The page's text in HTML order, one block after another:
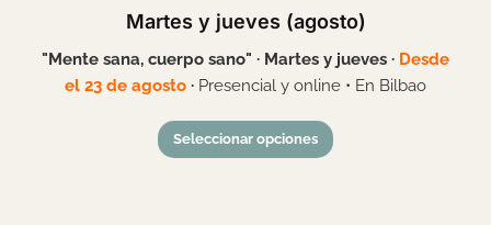
Martes y jueves (agosto)
"Mente sana, cuerpo sano" · Martes y jueves · Desde
el 23 de agosto · Presencial y online • En Bilbao
Seleccionar opciones